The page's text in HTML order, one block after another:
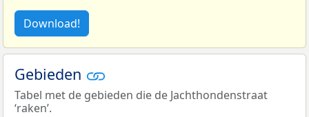
Download!
Gebieden
Tabel met de gebieden die de Jachthondenstraat
‘raken’.